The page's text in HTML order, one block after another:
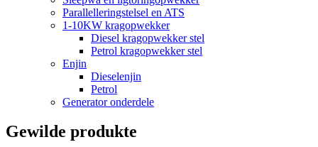
Parallelleringstelsel en ATS
1-10KW kragopwekker
Diesel kragopwekker stel
Petrol kragopwekker stel
Enjin
Dieselenjin
Petrol
Generator onderdele
Gewilde produkte